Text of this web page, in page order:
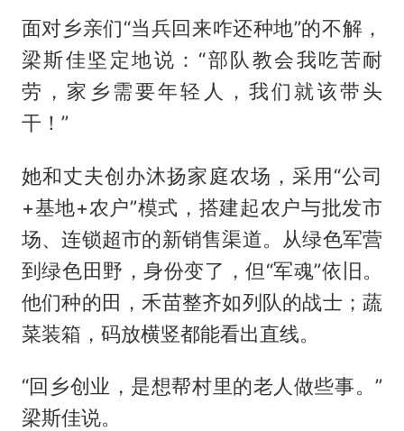
面对乡亲们“当兵回来咋还种地”的不解，
梁斯佳坚定地说：“部队教会我吃苦耐
劳，家乡需要年轻人，我们就该带头
干！”
她和丈夫创办沐扬家庭农场，采用“公司
+基地+农户”模式，搭建起农户与批发市
场、连锁超市的新销售渠道。从绿色军营
到绿色田野，身份变了，但“军魂”依旧。
他们种的田，禾苗整齐如列队的战士；蔬
菜装箱，码放横竖都能看出直线。
“回乡创业，是想帮村里的老人做些事。”
梁斯佳说。